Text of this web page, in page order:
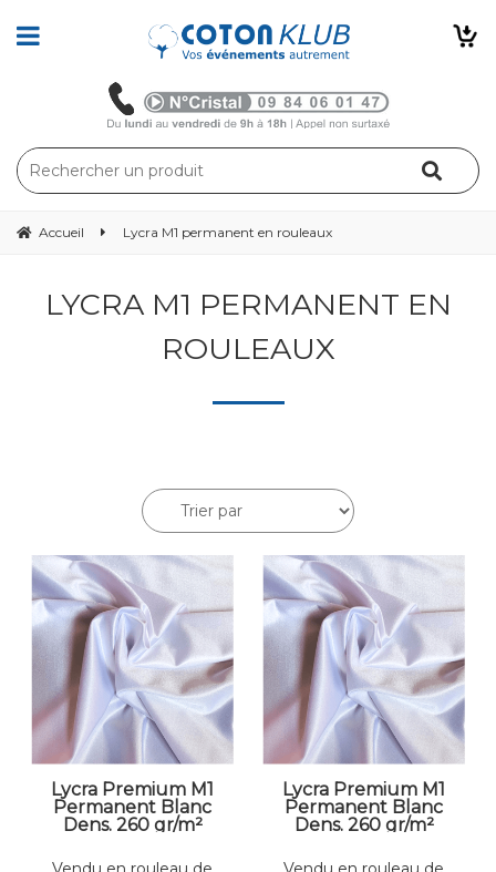
Accueil Lycra M1 permanent en rouleaux
LYCRA M1 PERMANENT EN
ROULEAUX
Lycra Premium M1
Permanent Blanc
Dens. 260 gr/m²
Lycra Premium M1
Permanent Blanc
Dens. 260 gr/m²